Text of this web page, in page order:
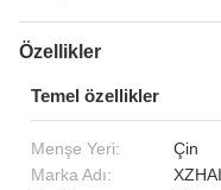
Özellikler
Temel özellikler
Menşe Yeri:
Çin
Marka Adı: